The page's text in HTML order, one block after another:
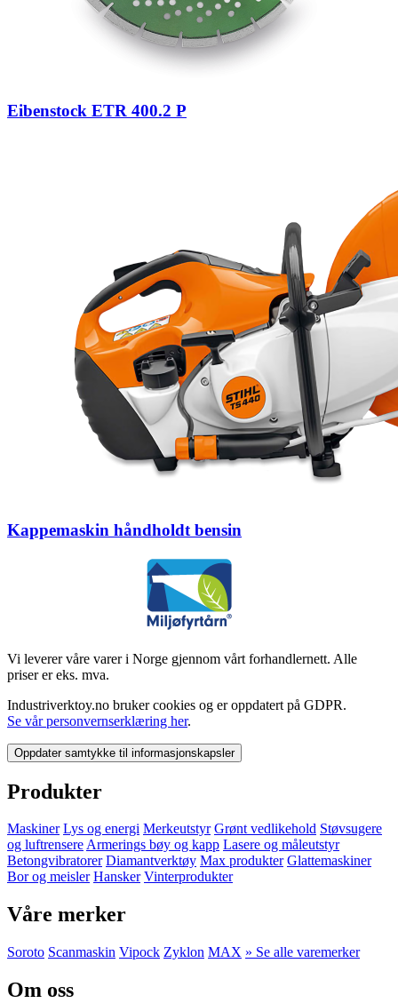
Eibenstock ETR 400.2 P
Kappemaskin håndholdt bensin
Vi leverer våre varer i Norge gjennom vårt forhandlernett. Alle
priser er eks. mva.
Industriverktoy.no bruker cookies og er oppdatert på GDPR.
Se vår personvernserklæring her.
Oppdater samtykke til informasjonskapsler
Produkter
Maskiner Lys og energi Merkeutstyr Grønt vedlikehold Støvsugere
og luftrensereArmerings bøy og kapp Lasere og måleutstyr
Betongvibratorer Diamantverktøy Max produkter Glattemaskiner
Bor og meisler Hansker Vinterprodukter
Våre merker
Soroto Scanmaskin Vipock Zyklon MAX » Se alle varemerker
Om oss